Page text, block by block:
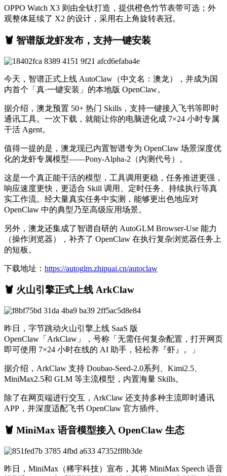
OPPO Watch X3 则由全钛打造，提供橙色竹节表带可选；外
观整体延续了 X2 的设计，采用右上角旋转表冠。
🦞 智谱版龙虾发布，支持一键安装
今天，智谱正式上线 AutoClaw（中文名：澳龙），并成为国
内首个「真·一键安装」的本地版 OpenClaw。
据介绍，澳龙预置 50+ 热门 Skills，支持一键接入飞书等即时
通讯工具。一次下载，就能让你的电脑进化成 7×24 小时专属
干活 Agent。
值得一提的是，澳龙现已内置智谱专为 OpenClaw 场景深度优
化的龙虾专属模型——Pony-Alpha-2（内测代号）。
这是一个真正能干活的模型，工具调用更稳，任务推进更强，
响应速度更快，更适合 Skill 调用、定时任务、持续执行等真
实工作流。经大量真实任务中实测，能够更出色地应对
OpenClaw 中的典型乃至高级应用场景。
另外，澳龙还集成了智谱自研的 AutoGLM Browser-Use 能力
（操作浏览器），补齐了 OpenClaw 在执行复杂浏览器任务上
的短板。
下载地址： https://autoglm.zhipuai.cn/autoclaw
🦞 火山引擎正式上线 ArkClaw
昨日，字节跳动火山引擎上线 SaaS 版
OpenClaw「ArkClaw」，号称「无需任何复杂配置，打开网页
即可使用 7×24 小时在线的 AI 助手，轻松养『虾』。」
据介绍，ArkClaw 支持 Doubao-Seed-2.0系列、Kimi2.5、
MiniMax2.5和 GLM 等主流模型，内置海量 Skills。
除了在网页端进行交互，ArkClaw 还支持多种主流即时通讯
APP，并深度适配飞书 OpenClaw 官方插件。
🦞 MiniMax 语音模型接入 OpenClaw 生态
昨日，MiniMax（稀宇科技）宣布，其将 MiniMax Speech 语音